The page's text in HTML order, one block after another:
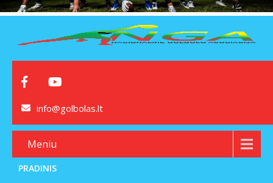
info@golbolas.lt
Meniu
PRADINIS